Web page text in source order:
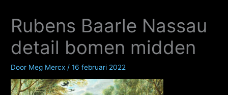
Rubens Baarle Nassau
detail bomen midden
Door Meg Mercx /16 februari 2022